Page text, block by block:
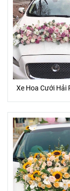
Xe Hoa Cưới Hải